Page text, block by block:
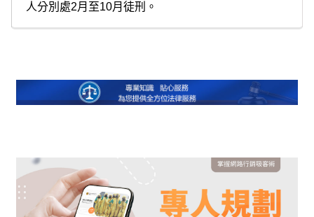
人分別處2月至10月徒刑。